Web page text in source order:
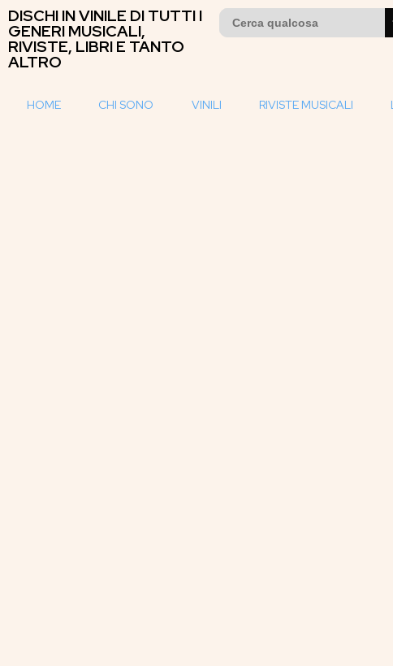
DISCHI IN VINILE DI TUTTI I
GENERI MUSICALI,
RIVISTE, LIBRI E TANTO
ALTRO
Search
for:
HOME CHI SONO VINILI RIVISTE MUSICALI